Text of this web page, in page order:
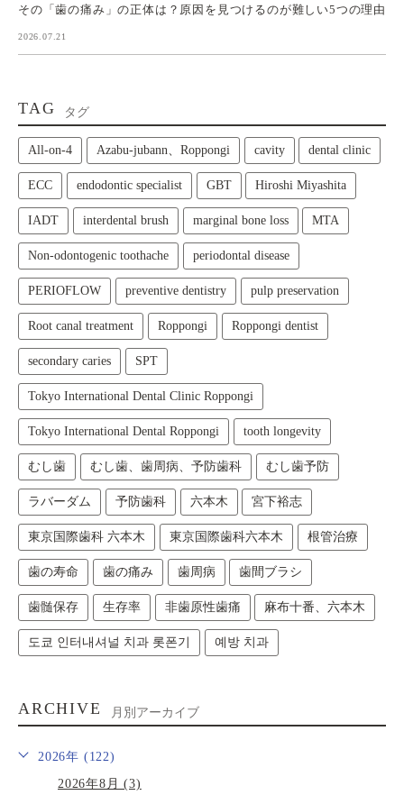
その「歯の痛み」の正体は？原因を見つけるのが難しい5つの理由
2026.07.21
TAG タグ
All‑on‑4 Azabu-jubann、Roppongi cavity dental clinic
ECC endodontic specialist GBT Hiroshi Miyashita
IADT interdental brush marginal bone loss MTA
Non-odontogenic toothache periodontal disease
PERIOFLOW preventive dentistry pulp preservation
Root canal treatment Roppongi Roppongi dentist
secondary caries SPT
Tokyo International Dental Clinic Roppongi
Tokyo International Dental Roppongi tooth longevity
むし歯 むし歯、歯周病、予防歯科 むし歯予防
ラバーダム 予防歯科 六本木 宮下裕志
東京国際歯科 六本木 東京国際歯科六本木 根管治療
歯の寿命 歯の痛み 歯周病 歯間ブラシ
歯髄保存 生存率 非歯原性歯痛 麻布十番、六本木
도쿄 인터내셔널 치과 롯폰기 예방 치과
ARCHIVE 月別アーカイブ
2026年 (122)
2026年8月 (3)